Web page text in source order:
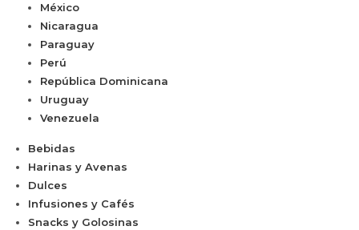
México
Nicaragua
Paraguay
Perú
República Dominicana
Uruguay
Venezuela
Bebidas
Harinas y Avenas
Dulces
Infusiones y Cafés
Snacks y Golosinas